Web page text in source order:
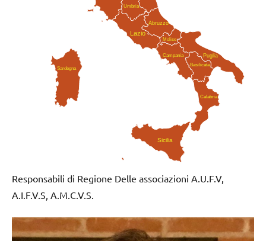
Abruzzo
Puglia
Basilicata
Calabria
Campania
Lazio
Molise
Sardegna
Sicilia
Umbria
Responsabili di Regione Delle associazioni A.U.F.V,
A.I.F.V.S, A.M.C.V.S.